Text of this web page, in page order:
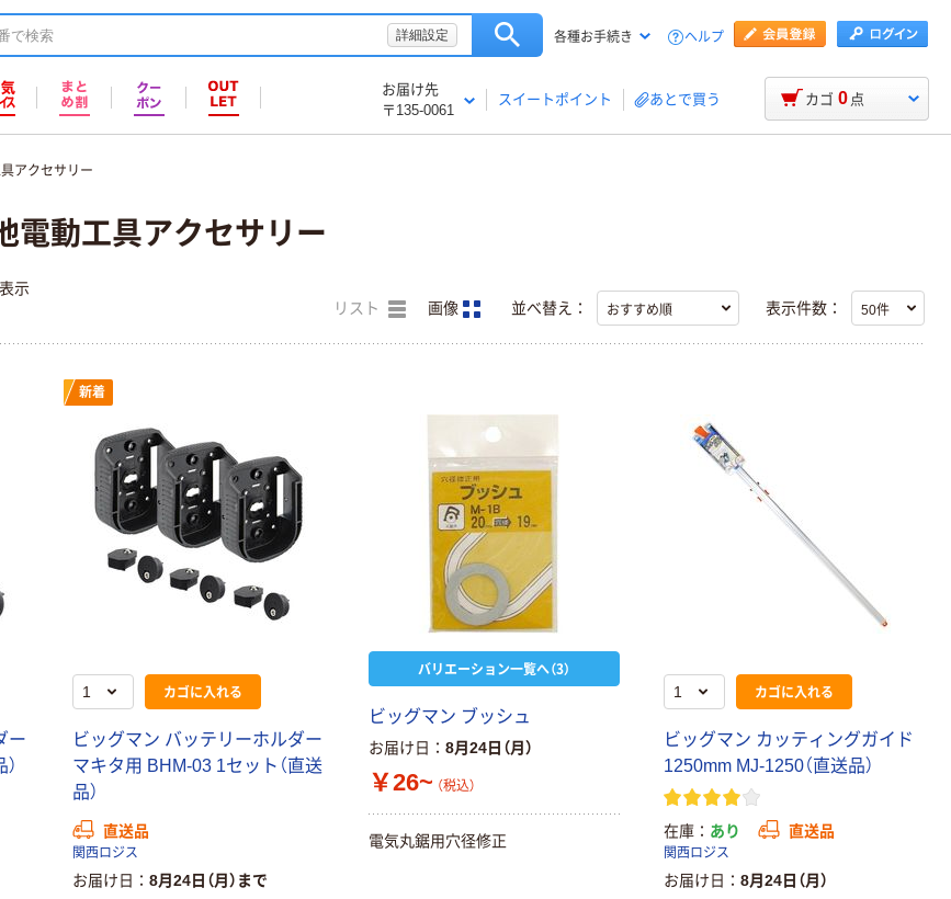
詳細設定 各種お手続き ヘルプ
お届け先
〒135-0061
スイートポイント あとで買う カゴ 0 点
アクセサリー
電動工具アクセサリー
示
リスト 画像 並べ替え： 表示件数：
ー
新着
カゴに入れる
ビッグマン バッテリーホルダー
マキタ用 BHM-03 1セット（直送
品）
直送品
関西ロジス
お届け日 8月24日（月）まで
バリエーション一覧へ（3）
ビッグマン ブッシュ
お届け日 8月24日（月）
￥26~ （税込）
電気丸鋸用穴径修正
カゴに入れる
ビッグマン カッティングガイド
1250mm MJ-1250（直送品）
在庫 あり 直送品
関西ロジス
お届け日 8月24日（月）